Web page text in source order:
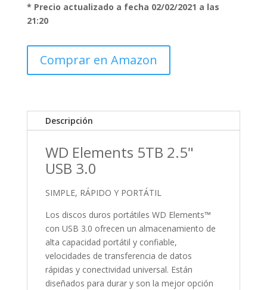
* Precio actualizado a fecha 02/02/2021 a las
21:20
Comprar en Amazon
Descripción
WD Elements 5TB 2.5"
USB 3.0
SIMPLE, RÁPIDO Y PORTÁTIL
Los discos duros portátiles WD Elements™
con USB 3.0 ofrecen un almacenamiento de
alta capacidad portátil y confiable,
velocidades de transferencia de datos
rápidas y conectividad universal. Están
diseñados para durar y son la mejor opción